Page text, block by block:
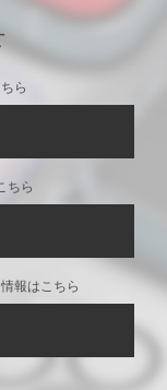
ら
ちら
報はこちら